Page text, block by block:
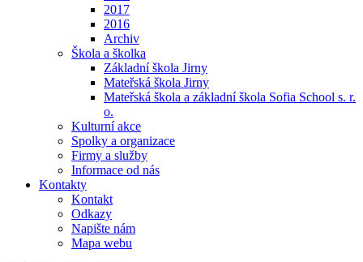
2017
2016
Archiv
Škola a školka
Základní škola Jirny
Mateřská škola Jirny
Mateřská škola a základní škola Sofia School s. r.
o.
Kulturní akce
Spolky a organizace
Firmy a služby
Informace od nás
Kontakty
Kontakt
Odkazy
Napište nám
Mapa webu